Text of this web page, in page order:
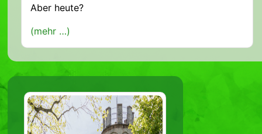
Aber heute?
(mehr …)